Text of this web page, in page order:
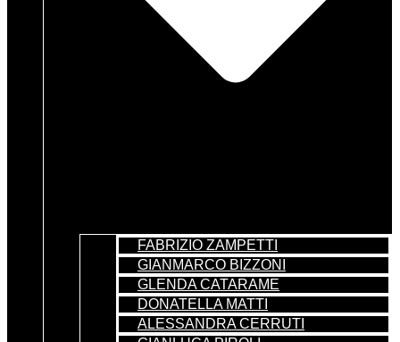
FABRIZIO ZAMPETTI
GIANMARCO BIZZONI
GLENDA CATARAME
DONATELLA MATTI
ALESSANDRA CERRUTI